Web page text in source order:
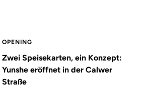
OPENING
Zwei Speisekarten, ein Konzept:
Yunshe eröffnet in der Calwer
Straße